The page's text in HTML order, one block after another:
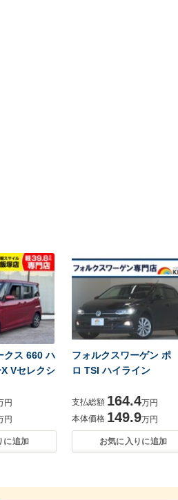
クス 660 ハ
Vセレクシ
円
円
に追加
フォルクスワーゲン ポ
ロ TSI ハイライン
支払総額 164.4万円
本体価格 149.9万円
お気に入りに追加